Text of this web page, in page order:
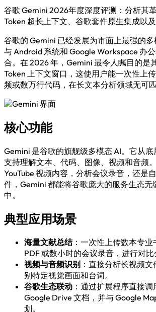
谷歌 Gemini 2026年度深度评测：分析其
Token 超长上下文、谷歌套件原生集成以及
谷歌的 Gemini 已经发展为市面上最强的多
与 Android 系统和 Google Workspace 办
合。在 2026 年，Gemini 最令人瞩目的是
Token 上下文窗口，这使用户能一次性上
频或数万行代码，在长文本分析领域无可匹
核心功能
Gemini 是谷歌的旗舰级多模态 AI。它从
支持理解文本、代码、图像、视频和音频
YouTube 视频内容，分析会议录音，还是
件，Gemini 都能将谷歌庞大的服务生态无
中。
典型应用场景
海量文献总结：一次性上传数本专业
PDF 或数小时的会议录音，进行对比
视频与音频识别 ：直接分析长视频
别特定视觉画面和台词。
谷歌生态联动 ：通过扩展程序直接调
Google Drive 文档，并与 Google
划。